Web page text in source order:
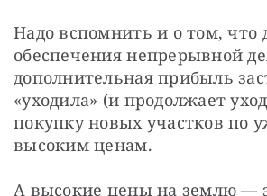
Надо вспомнить и о том, что
обеспечения непрерывной
дополнительная прибыль
«уходила» (и продолжает
покупку новых участков по
высоким ценам.
А высокие цены на землю —